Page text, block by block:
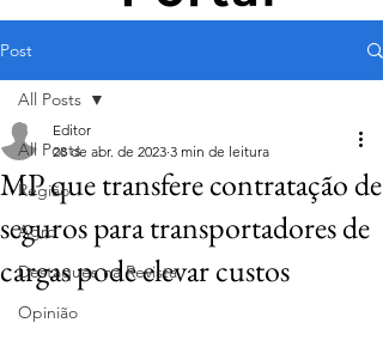
Post
All Posts
Região
Agro
Destaques na Revista
Opinião
All Posts
MP que transfere contratação de
seguros para transportadores de
cargas pode elevar custos
Editor
28 de abr. de 2023 3 min de leitura